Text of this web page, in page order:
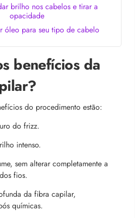
brilho nos cabelos e tirar a
opacidade
óleo para seu tipo de cabelo
benefícios da
do procedimento estão:
do frizz.
intenso.
sem alterar completamente a
fios.
da fibra capilar,
químicas.